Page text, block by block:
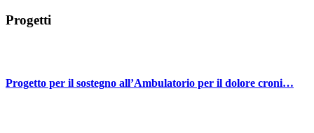
Progetti
Progetto per il sostegno all’Ambulatorio per il dolore croni…